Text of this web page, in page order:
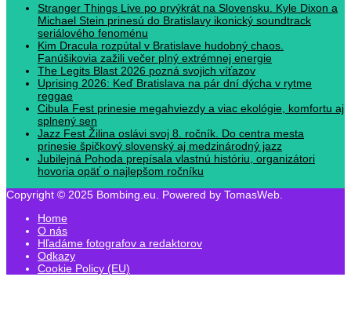
Stranger Things Live po prvýkrát na Slovensku. Kyle Dixon a
Michael Stein prinesú do Bratislavy ikonický soundtrack
seriálového fenoménu
Kim Dracula rozpútal v Bratislave hudobný chaos.
Fanúšikovia zažili večer plný extrémnej energie
The Legits Blast 2026 pozná svojich víťazov
Uprising 2026: Keď Bratislava na pár dní dýcha v rytme
reggae
Cibula Fest prinesie megahviezdy a viac ekológie, komfortu aj
splnený sen
Jazz Fest Žilina oslávi svoj 8. ročník. Do centra mesta
prinesie špičkový slovenský aj medzinárodný jazz
Jubilejná Pohoda prepísala vlastnú históriu, organizátori
hovoria opäť o najlepšom ročníku
Copyright © 2025 Bombing.eu. Powered by TomasWeb.
Home
O nás
Hľadáme fotografov a redaktorov
Odkazy
Cookie Policy (EU)